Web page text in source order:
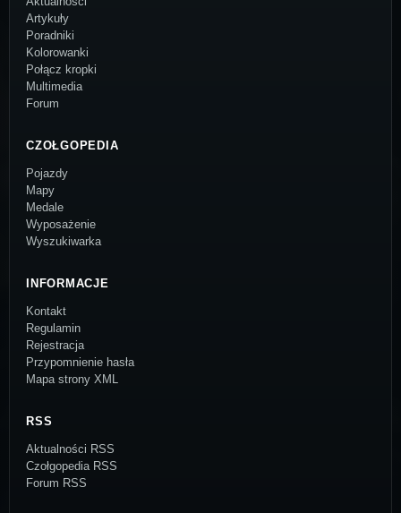
Artykuły
Poradniki
Kolorowanki
Połącz kropki
Multimedia
Forum
CZOŁGOPEDIA
Pojazdy
Mapy
Medale
Wyposażenie
Wyszukiwarka
INFORMACJE
Kontakt
Regulamin
Rejestracja
Przypomnienie hasła
Mapa strony XML
RSS
Aktualności RSS
Czołgopedia RSS
Forum RSS